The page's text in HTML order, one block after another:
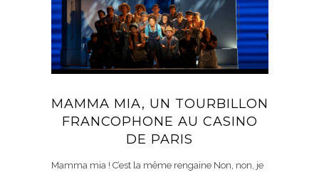
MAMMA MIA, UN TOURBILLON
FRANCOPHONE AU CASINO
DE PARIS
Mamma mia ! C’est la même rengaine Non, non, je